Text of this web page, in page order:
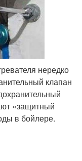
нередко
клапан
«защитный
в бойлере.